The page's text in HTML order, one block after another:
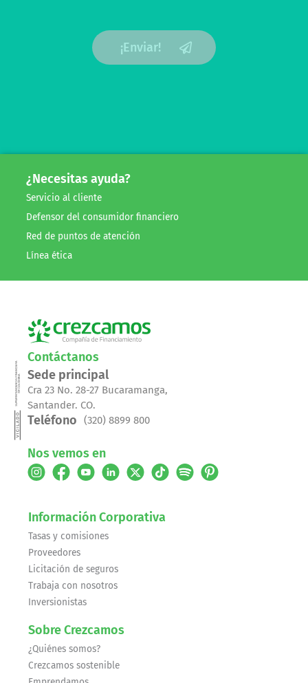
¡Enviar!
¿Necesitas ayuda?
Servicio al cliente
Defensor del consumidor financiero
Red de puntos de atención
Línea ética
Contáctanos
Sede principal
Cra 23 No. 28-27 Bucaramanga,
Santander. CO.
Teléfono (320) 8899 800
Nos vemos en
Información Corporativa
Tasas y comisiones
Proveedores
Licitación de seguros
Trabaja con nosotros
Inversionistas
Sobre Crezcamos
¿Quiénes somos?
Crezcamos sostenible